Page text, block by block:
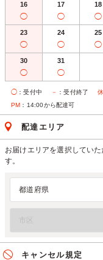
16
◯
17
◯
18
◯
23
◯
24
◯
25
◯
30
◯
31
◯
◯ ：受付中 － ：受付終了 休
PM ：14:00から配達可
配達エリア
お届けエリアを選択してい
す。
キャンセル規定